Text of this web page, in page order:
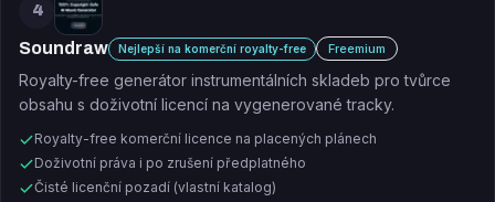
4
Soundraw Nejlepší na komerční royalty-free Freemium
Royalty-free generátor instrumentálních skladeb pro tvůrce
obsahu s doživotní licencí na vygenerované tracky.
Royalty-free komerční licence na placených plánech
Doživotní práva i po zrušení předplatného
Čisté licenční pozadí (vlastní katalog)